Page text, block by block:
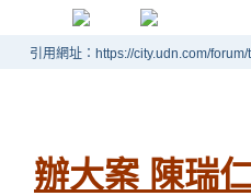
引用網址：https://city.udn.com/
辦大案 陳瑞